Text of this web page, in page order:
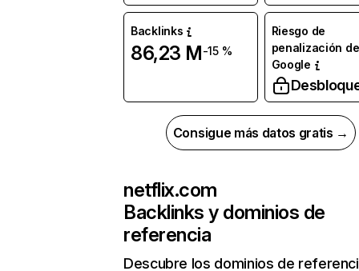
Backlinks
86,23 M-15 %
Riesgo de
penalización de
Google
Consigue más datos gratis →
netflix.com
Backlinks y dominios de
referencia
Descubre los dominios de